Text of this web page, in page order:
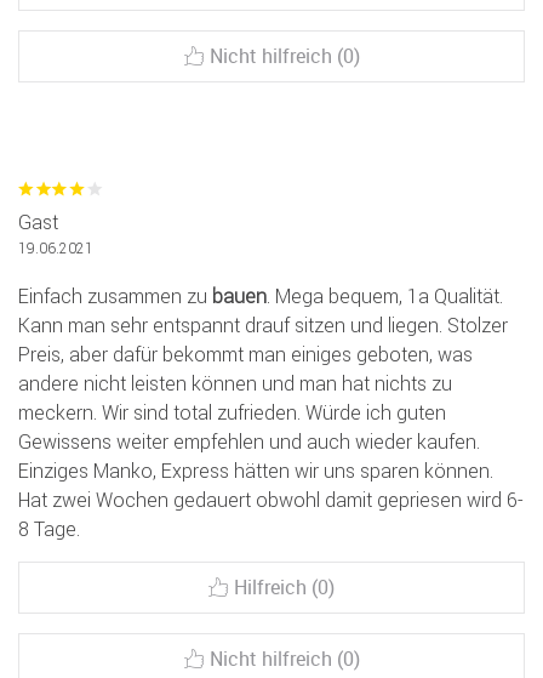
Nicht hilfreich (0)
Gast
19.06.2021
Einfach zusammen zu bauen. Mega bequem, 1a Qualität.
Kann man sehr entspannt drauf sitzen und liegen. Stolzer
Preis, aber dafür bekommt man einiges geboten, was
andere nicht leisten können und man hat nichts zu
meckern. Wir sind total zufrieden. Würde ich guten
Gewissens weiter empfehlen und auch wieder kaufen.
Einziges Manko, Express hätten wir uns sparen können.
Hat zwei Wochen gedauert obwohl damit gepriesen wird 6-
8 Tage.
Hilfreich (0)
Nicht hilfreich (0)